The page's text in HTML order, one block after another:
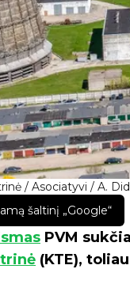
/ Asociatyvi / A.
šaltinį „Google“
PVM
(KTE),